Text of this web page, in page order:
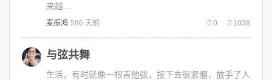
来越...
麦振鸿 596 天前 0 1038
与弦共舞
生活，有时就像一根吉他弦，按下去很紧绷，放手了人